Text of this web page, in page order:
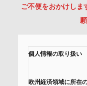
ご不便をおかけしま
個人情報の取り扱い
欧州経済領域に所在